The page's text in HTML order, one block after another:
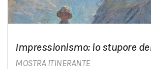
Impressionismo: lo stupore
MOSTRA ITINERANTE